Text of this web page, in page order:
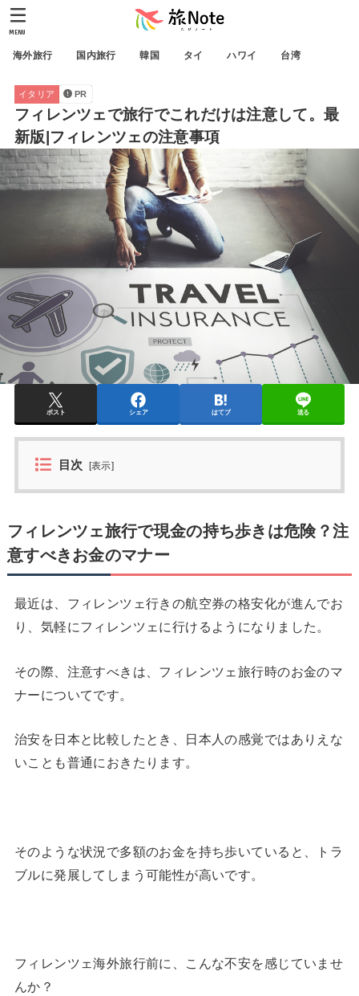
海外旅行 国内旅行 韓国 タイ ハワイ 台湾
MENU
イタリア PR
フィレンツェで旅行でこれだけは注意して。最
新版|フィレンツェの注意事項
ポスト シェア はてブ 送る
目次 [表示]
フィレンツェ旅行で現金の持ち歩きは危険？注
意すべきお金のマナー
最近は、フィレンツェ行きの航空券の格安化が進んでお
り、気軽にフィレンツェに行けるようになりました。
その際、注意すべきは、フィレンツェ旅行時のお金のマ
ナーについてです。
治安を日本と比較したとき、日本人の感覚ではありえな
いことも普通におきたります。
そのような状況で多額のお金を持ち歩いていると、トラ
ブルに発展してしまう可能性が高いです。
フィレンツェ海外旅行前に、こんな不安を感じていませ
んか？